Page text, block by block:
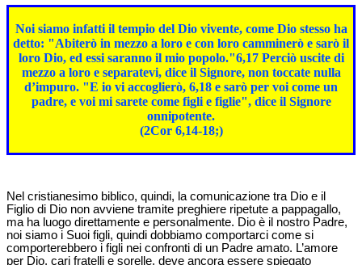
Noi siamo infatti il tempio del Dio vivente, come Dio stesso ha
detto: "Abiterò in mezzo a loro e con loro camminerò e sarò il
loro Dio, ed essi saranno il mio popolo."6,17 Perciò uscite di
mezzo a loro e separatevi, dice il Signore, non toccate nulla
d’impuro. "E io vi accoglierò, 6,18 e sarò per voi come un
padre, e voi mi sarete come figli e figlie", dice il Signore
onnipotente.
(2Cor 6,14-18;)
Nel cristianesimo biblico, quindi, la comunicazione tra Dio e il
Figlio di Dio non avviene tramite preghiere ripetute a pappagallo,
ma ha luogo direttamente e personalmente. Dio è il nostro Padre,
noi siamo i Suoi figli, quindi dobbiamo comportarci come si
comporterebbero i figli nei confronti di un Padre amato. L’amore
per Dio, cari fratelli e sorelle, deve ancora essere spiegato